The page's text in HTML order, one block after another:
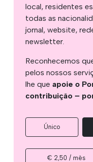
local, residentes
todas as
jornal, website,
newsletter.
Reconhecemos
pelos nossos
lhe que apoie o
contribuição –
Único
€ 2,50 / mês